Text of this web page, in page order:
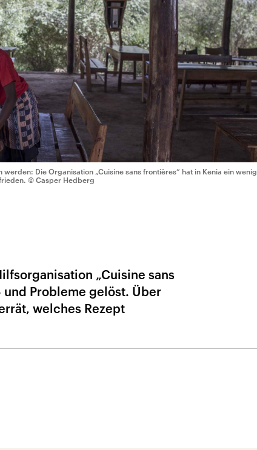
Die Organisation „Cuisine sans frontières“ hat in Kenia ein wenig
© Casper Hedberg
„Cuisine sans
Probleme gelöst. Über
welches Rezept